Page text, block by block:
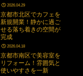
2026.04.29
京都市北区でカフェを
新規開業！静かに過ご
せる落ち着きの空間が
完成
2026.04.18
京都市南区で美容室を
リフォーム！雰囲気と
使いやすさを一新